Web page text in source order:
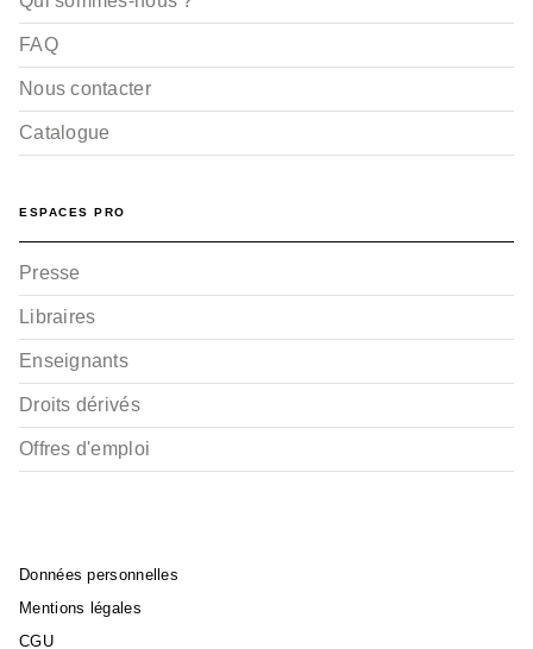
FAQ
Nous contacter
Catalogue
ESPACES PRO
Presse
Libraires
Enseignants
Droits dérivés
Offres d'emploi
Données personnelles
Mentions légales
CGU